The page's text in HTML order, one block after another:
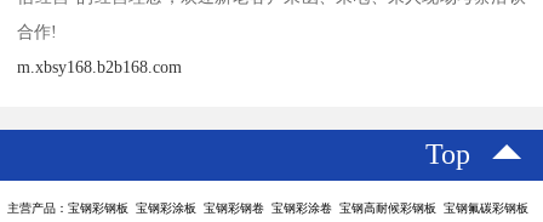
合作!
m.xbsy168.b2b168.com
Top
主营产品：宝钢彩钢板 宝钢彩涂板 宝钢彩钢卷 宝钢彩涂卷 宝钢高耐候彩钢板 宝钢氟碳彩钢板